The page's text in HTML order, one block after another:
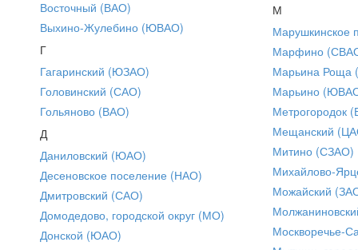
Восточный (ВАО)
Выхино-Жулебино (ЮВАО)
Г
Гагаринский (ЮЗАО)
Головинский (САО)
Гольяново (ВАО)
Д
Даниловский (ЮАО)
Десеновское поселение (НАО)
Дмитровский (САО)
Домодедово, городской округ (МО)
Донской (ЮАО)
М
Марушкинское
Марфино
Марьина Роща
Марьино
Метрогородок
Мещанский
Митино (СЗАО)
Михайлово-
Можайский
Москворечье-